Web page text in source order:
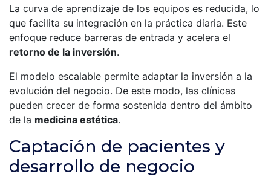
La curva de aprendizaje de los equipos es reducida, lo
que facilita su integración en la práctica diaria. Este
enfoque reduce barreras de entrada y acelera el
retorno de la inversión.
El modelo escalable permite adaptar la inversión a la
evolución del negocio. De este modo, las clínicas
pueden crecer de forma sostenida dentro del ámbito
de la medicina estética.
Captación de pacientes y
desarrollo de negocio